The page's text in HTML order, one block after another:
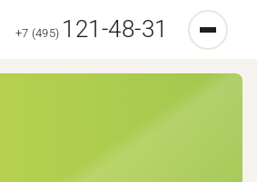
+7 (495) 121-48-31